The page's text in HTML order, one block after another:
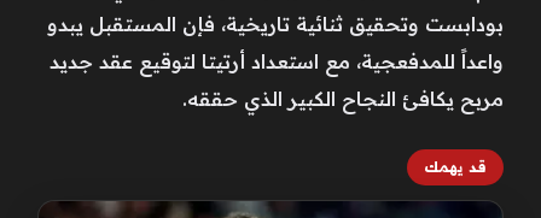
بودابست وتحقيق ثنائية تاريخية، فإن المستقبل يبدو
واعداً للمدفعجية، مع استعداد أرتيتا لتوقيع عقد جديد
مربح يكافئ النجاح الكبير الذي حققه.
قد يهمك